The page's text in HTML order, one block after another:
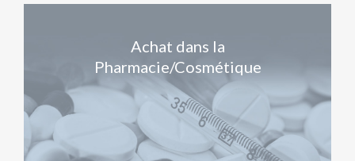
Achat dans la
Pharmacie/Cosmétique